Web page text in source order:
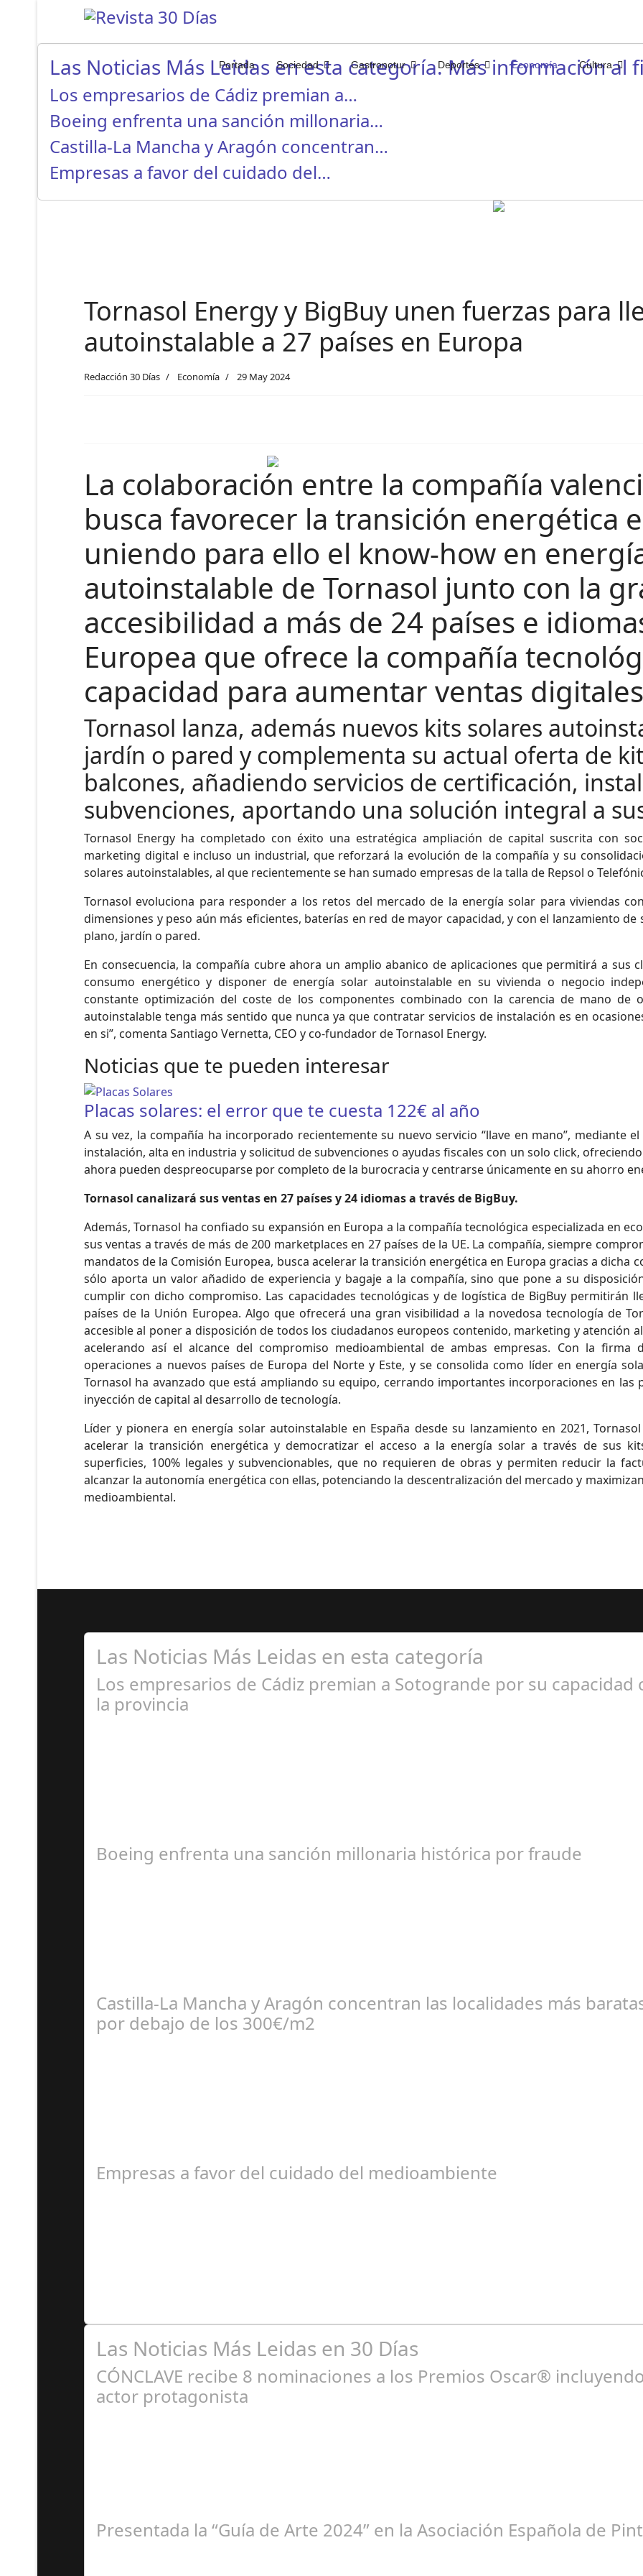
Portada Sociedad Gastronotur Deportes Economía Cultura
Las Noticias Más Leidas en esta categoría. Más información al
Los empresarios de Cádiz premian a…
Boeing enfrenta una sanción millonaria…
Castilla-La Mancha y Aragón concentran…
Empresas a favor del cuidado del…
Tornasol Energy y BigBuy unen fuerzas para
autoinstalable a 27 países en Europa
Redacción 30 Días Economía 29 May 2024
La colaboración entre la compañía
busca favorecer la transición energética
uniendo para ello el know-how en
autoinstalable de Tornasol junto con la
accesibilidad a más de 24 países e
Europea que ofrece la compañía
capacidad para aumentar ventas
Tornasol lanza, además nuevos kits solares
jardín o pared y complementa su actual oferta de
balcones, añadiendo servicios de certificación,
subvenciones, aportando una solución integral a
Tornasol Energy ha completado con éxito una estratégica ampliación de capital suscrita con
marketing digital e incluso un industrial, que reforzará la evolución de la compañía y su
solares autoinstalables, al que recientemente se han sumado empresas de la talla de Repsol o
Tornasol evoluciona para responder a los retos del mercado de la energía solar para viviendas
dimensiones y peso aún más eficientes, baterías en red de mayor capacidad, y con el lanzamiento
plano, jardín o pared.
En consecuencia, la compañía cubre ahora un amplio abanico de aplicaciones que permitirá a
consumo energético y disponer de energía solar autoinstalable en su vivienda o negocio
constante optimización del coste de los componentes combinado con la carencia de mano de
autoinstalable tenga más sentido que nunca ya que contratar servicios de instalación es en
en si”, comenta Santiago Vernetta, CEO y co-fundador de Tornasol Energy.
Noticias que te pueden interesar
Placas solares: el error que te cuesta 122€ al año
A su vez, la compañía ha incorporado recientemente su nuevo servicio “llave en mano”, mediante
instalación, alta en industria y solicitud de subvenciones o ayudas fiscales con un solo click,
ahora pueden despreocuparse por completo de la burocracia y centrarse únicamente en su ahorro
Tornasol canalizará sus ventas en 27 países y 24 idiomas a través de BigBuy.
Además, Tornasol ha confiado su expansión en Europa a la compañía tecnológica especializada en
sus ventas a través de más de 200 marketplaces en 27 países de la UE. La compañía, siempre
mandatos de la Comisión Europea, busca acelerar la transición energética en Europa gracias a dicha
sólo aporta un valor añadido de experiencia y bagaje a la compañía, sino que pone a su
cumplir con dicho compromiso. Las capacidades tecnológicas y de logística de BigBuy permitirán
países de la Unión Europea. Algo que ofrecerá una gran visibilidad a la novedosa tecnología de
accesible al poner a disposición de todos los ciudadanos europeos contenido, marketing y atención
acelerando así el alcance del compromiso medioambiental de ambas empresas. Con la firma
operaciones a nuevos países de Europa del Norte y Este, y se consolida como líder en energía
Tornasol ha avanzado que está ampliando su equipo, cerrando importantes incorporaciones en las
inyección de capital al desarrollo de tecnología.
Líder y pionera en energía solar autoinstalable en España desde su lanzamiento en 2021,
acelerar la transición energética y democratizar el acceso a la energía solar a través de sus
superficies, 100% legales y subvencionables, que no requieren de obras y permiten reducir la
alcanzar la autonomía energética con ellas, potenciando la descentralización del mercado y
medioambiental.
Las Noticias Más Leidas en esta categoría
Los empresarios de Cádiz premian a Sotogrande por su
la provincia
Boeing enfrenta una sanción millonaria histórica por fraude
Castilla-La Mancha y Aragón concentran las localidades más
por debajo de los 300€/m2
Empresas a favor del cuidado del medioambiente
Las Noticias Más Leidas en 30 Días
CÓNCLAVE recibe 8 nominaciones a los Premios Oscar®
actor protagonista
Presentada la “Guía de Arte 2024” en la Asociación Española de